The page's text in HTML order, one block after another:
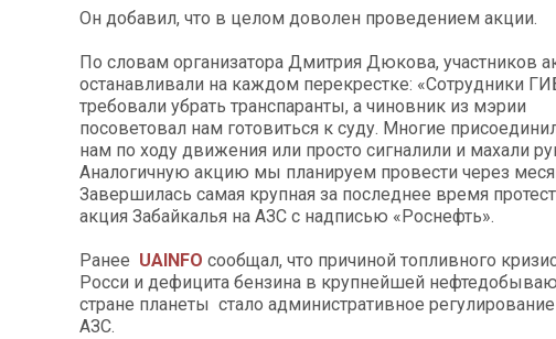
Он добавил, что в целом доволен проведением акции.
По словам организатора Дмитрия Дюкова, участников
останавливали на каждом перекрестке: «Сотрудники
требовали убрать транспаранты, а чиновник из мэрии
посоветовал нам готовиться к суду. Многие
нам по ходу движения или просто сигналили и махали
Аналогичную акцию мы планируем провести через
Завершилась самая крупная за последнее время
акция Забайкалья на АЗС с надписью «Роснефть».
Ранее UAINFO сообщал, что причиной топливного
Росси и дефицита бензина в крупнейшей
стране планеты стало административное
АЗС.